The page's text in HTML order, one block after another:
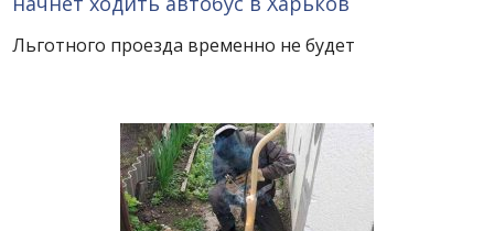
Льготного проезда временно не будет